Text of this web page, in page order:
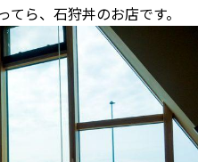
ら、石狩丼のお店です。